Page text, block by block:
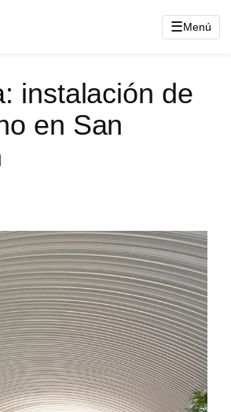
☰Menú
instalación de
en San